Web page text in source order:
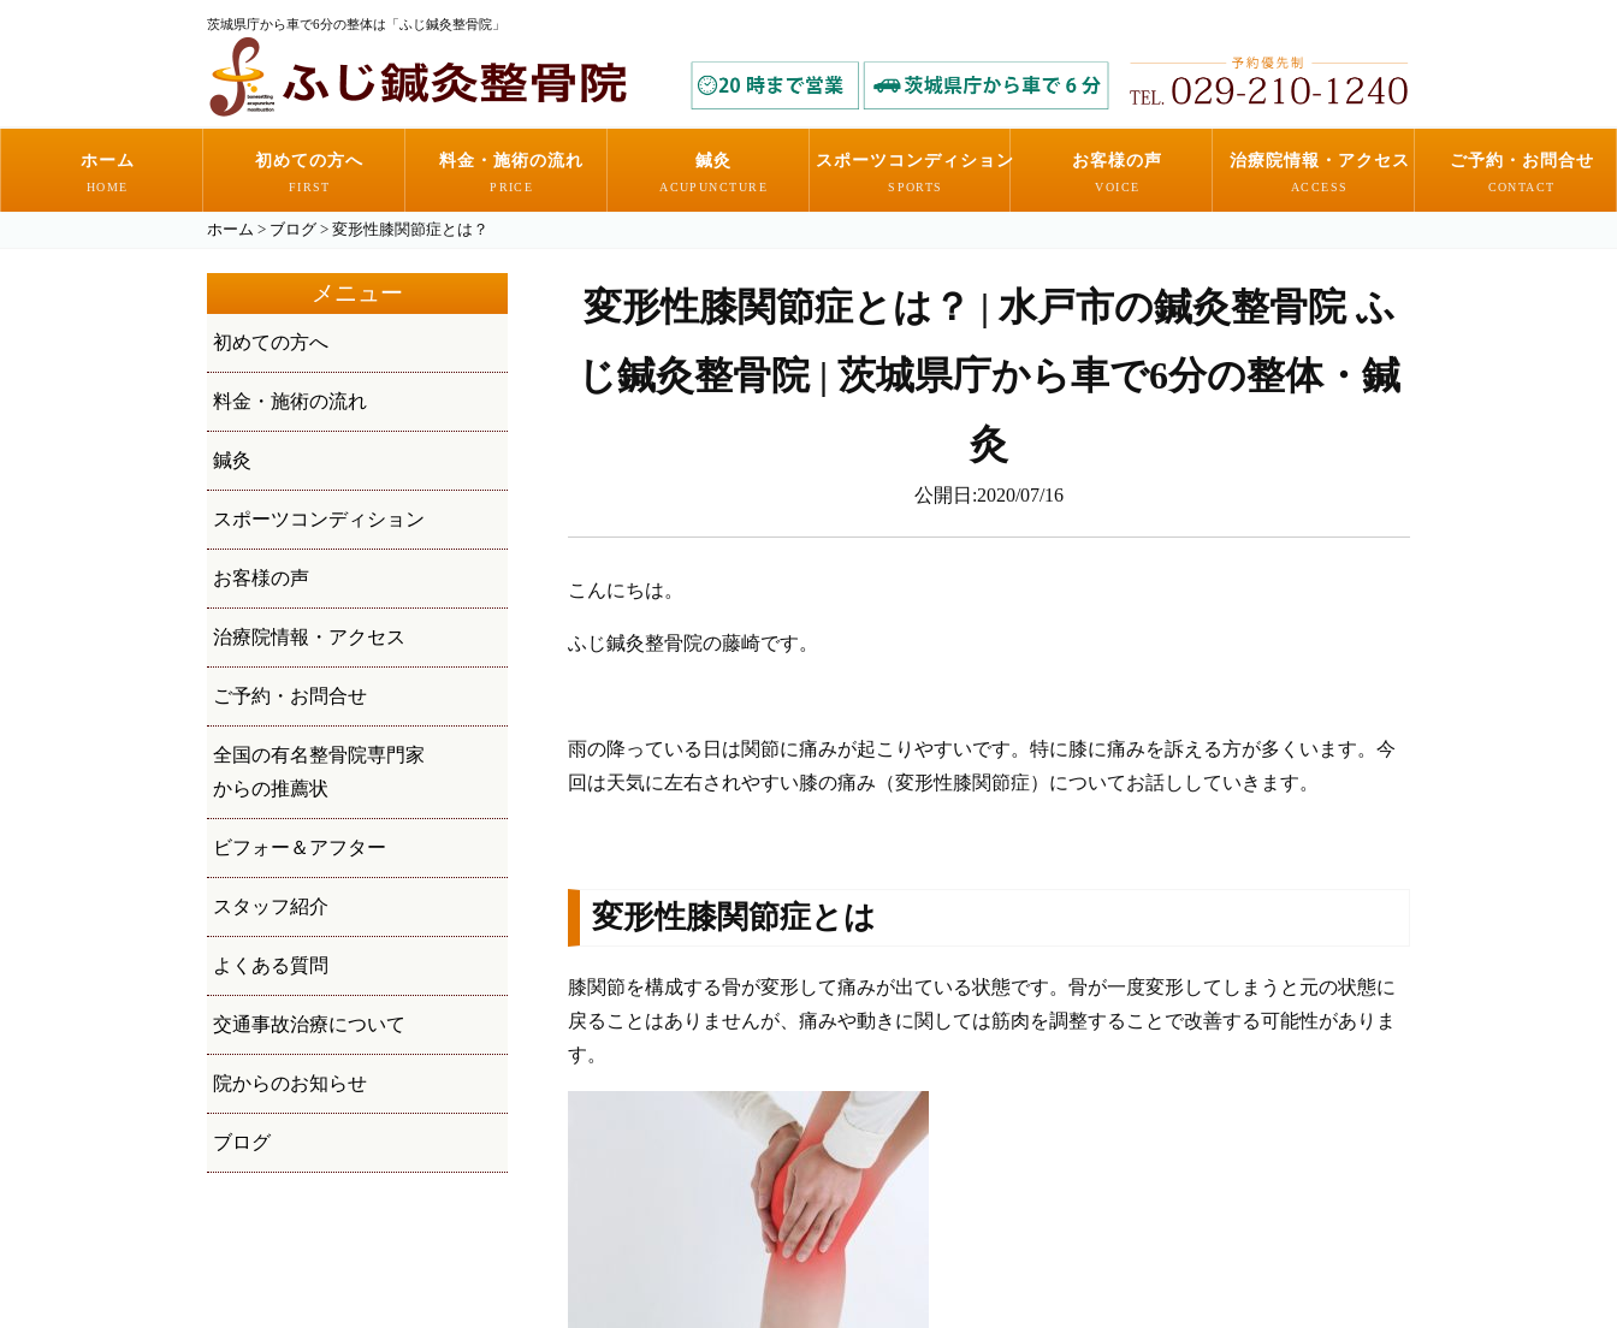
茨城県庁から車で6分の整体は「ふじ鍼灸整骨院」
ホーム
HOME
初めての方へ
FIRST
料金・施術の流れ
PRICE
鍼灸
ACUPUNCTURE
スポーツコンディション
SPORTS
お客様の声
VOICE
治療院情報・アクセス
ACCESS
ご予約・お問合せ
CONTACT
ホーム > ブログ > 変形性膝関節症とは？
メニュー
初めての方へ
料金・施術の流れ
鍼灸
スポーツコンディション
お客様の声
治療院情報・アクセス
ご予約・お問合せ
全国の有名整骨院専門家
からの推薦状
ビフォー＆アフター
スタッフ紹介
よくある質問
交通事故治療について
院からのお知らせ
ブログ
変形性膝関節症とは？ | 水戸市の鍼灸整骨院 ふ
じ鍼灸整骨院 | 茨城県庁から車で6分の整体・鍼
灸
公開日:2020/07/16
こんにちは。
ふじ鍼灸整骨院の藤崎です。
雨の降っている日は関節に痛みが起こりやすいです。特に膝に痛みを訴える方が多くいます。今
回は天気に左右されやすい膝の痛み（変形性膝関節症）についてお話ししていきます。
変形性膝関節症とは
膝関節を構成する骨が変形して痛みが出ている状態です。骨が一度変形してしまうと元の状態に
戻ることはありませんが、痛みや動きに関しては筋肉を調整することで改善する可能性がありま
す。